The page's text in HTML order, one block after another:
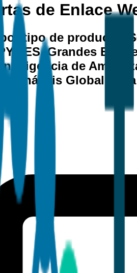
de Enlace
tipo de producto
Grandes
de
Análisis Global de